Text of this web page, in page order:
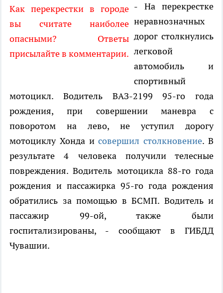
Как перекрестки в городе
вы считате наиболее
опасными? Ответы
присылайте в комментарии.
- На перекрестке
неравнозначных
дорог столкнулись
легковой
автомобиль и
спортивный
мотоцикл. Водитель ВАЗ-2199 95-го года
рождения, при совершении маневра с
поворотом на лево, не уступил дорогу
мотоциклу Хонда исовершил столкновение. В
результате 4 человека получили телесные
повреждения. Водитель мотоцикла 88-го года
рождения и пассажирка 95-го года рождения
обратились за помощью в БСМП. Водитель и
пассажир 99-ой, также были
госпитализированы, - сообщают в ГИБДД
Чувашии.